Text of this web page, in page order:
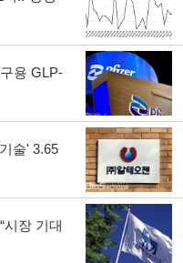
용 GLP-
술' 3.65
시장 기대